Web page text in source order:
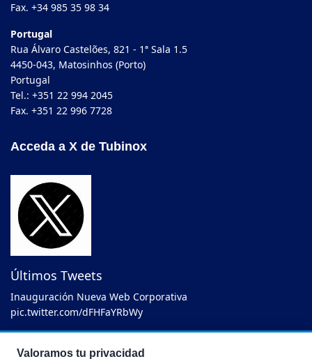
Valoramos tu privacidad
Fax. +34 985 35 98 34
Portugal
Rua Álvaro Castelões, 821 - 1ª Sala 1.5
4450-043, Matosinhos (Porto)
Portugal
Tel.: +351 22 994 2045
Fax. +351 22 996 7728
Acceda a X de Tubinox
Últimos Tweets
Inauguración Nueva Web Corporativa
pic.twitter.com/dFHFaYRbWy